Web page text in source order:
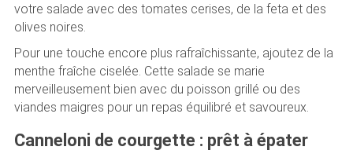
votre salade avec des tomates cerises, de la feta et des
olives noires.
Pour une touche encore plus rafraîchissante, ajoutez de la
menthe fraîche ciselée. Cette salade se marie
merveilleusement bien avec du poisson grillé ou des
viandes maigres pour un repas équilibré et savoureux.
Canneloni de courgette : prêt à épater